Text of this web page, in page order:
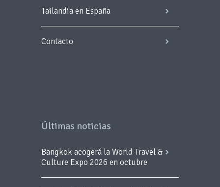
Tailandia en España
Contacto
Últimas noticias
Bangkok acogerá la World Travel &
Culture Expo 2026 en octubre